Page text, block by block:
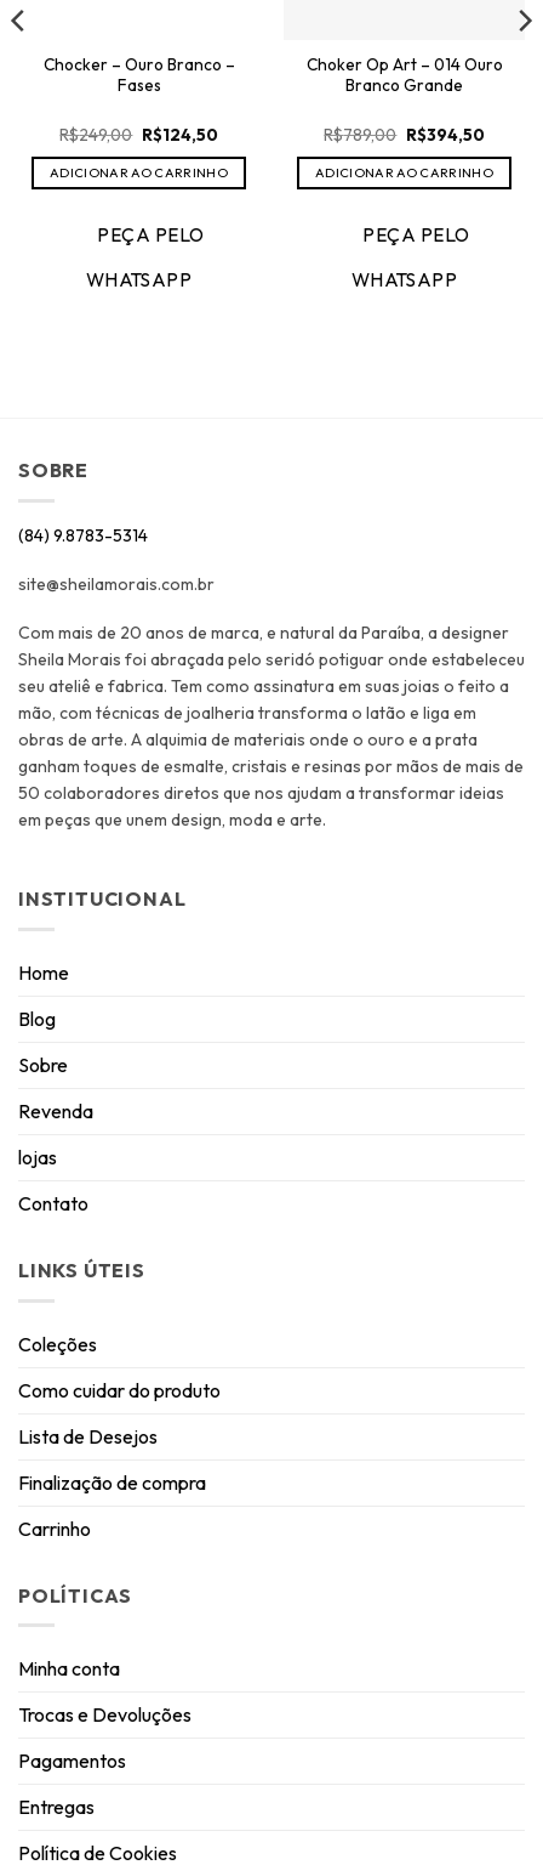
Chocker – Ouro Branco –
Fases
R$249,00 O
preço
original
era:
R$249,00.
R$124,50O
atual
é:
R$124,50.
ADICIONAR AO CARRINHO
PEÇA PELO
WHATSAPP
Choker Op Art – 014 Ouro
Branco Grande
R$789,00 O
preço
original
era:
R$789,00.
R$394,50O
atual
é:
ADICIONAR AO CARRINHO
PEÇA PELO
WHATSAPP
SOBRE
(84) 9.8783-5314
site@sheilamorais.com.br
Com mais de 20 anos de marca, e natural da Paraíba, a designer
Sheila Morais foi abraçada pelo seridó potiguar onde estabeleceu
seu ateliê e fabrica. Tem como assinatura em suas joias o feito a
mão, com técnicas de joalheria transforma o latão e liga em
obras de arte. A alquimia de materiais onde o ouro e a prata
ganham toques de esmalte, cristais e resinas por mãos de mais de
50 colaboradores diretos que nos ajudam a transformar ideias
em peças que unem design, moda e arte.
INSTITUCIONAL
Home
Blog
Sobre
Revenda
lojas
Contato
LINKS ÚTEIS
Coleções
Como cuidar do produto
Lista de Desejos
Finalização de compra
Carrinho
POLÍTICAS
Minha conta
Trocas e Devoluções
Pagamentos
Entregas
Política de Cookies